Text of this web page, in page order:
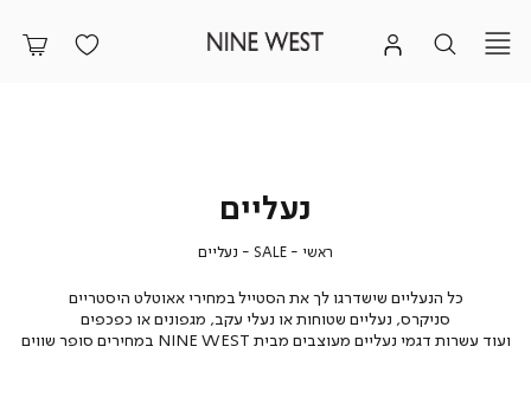
נעליים
ראשי ראשי
SALE
SALE
נעלייםנעליים
כל הנעליים שישדרגו לך את הסטייל במחירי אאוטלט היסטריים
סניקרס, נעליים שטוחות או נעלי עקב, מגפונים או כפכפים
ועוד עשרות דגמי נעליים מעוצבים מבית NINE WEST במחירים סופר שווים